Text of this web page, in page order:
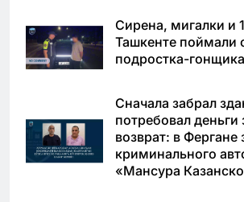
Сирена, мигалки и
Ташкенте поймали
подростка-гонщика
Сначала забрал
потребовал деньги
возврат: в Фергане
криминального
«Мансура